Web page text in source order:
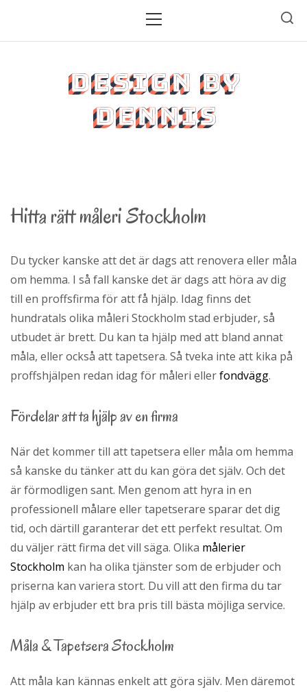
r
i
ä
m
Design by
Dennis
Hitta rätt måleri Stockholm
Du tycker kanske att det är dags att renovera eller måla
om hemma. I så fall kanske det är dags att höra av dig
till en proffsfirma för att få hjälp. Idag finns det
hundratals olika måleri Stockholm stad erbjuder, så
utbudet är brett. Du kan ta hjälp med att bland annat
måla, eller också att tapetsera. Så tveka inte att kika på
proffshjälpen redan idag för måleri ellerfondvägg.
Fördelar att ta hjälp av en firma
När det kommer till att tapetsera eller måla om hemma
så kanske du tänker att du kan göra det själv. Och det
är förmodligen sant. Men genom att hyra in en
professionell målare eller tapetserare sparar det dig
tid, och därtill garanterar det ett perfekt resultat. Om
du väljer rätt firma det vill säga. Olika målerier
Stockholm kan ha olika tjänster som de erbjuder och
priserna kan variera stort. Du vill att den firma du tar
hjälp av erbjuder ett bra pris till bästa möjliga service.
Måla & Tapetsera Stockholm
Att måla kan kännas enkelt att göra själv. Men däremot